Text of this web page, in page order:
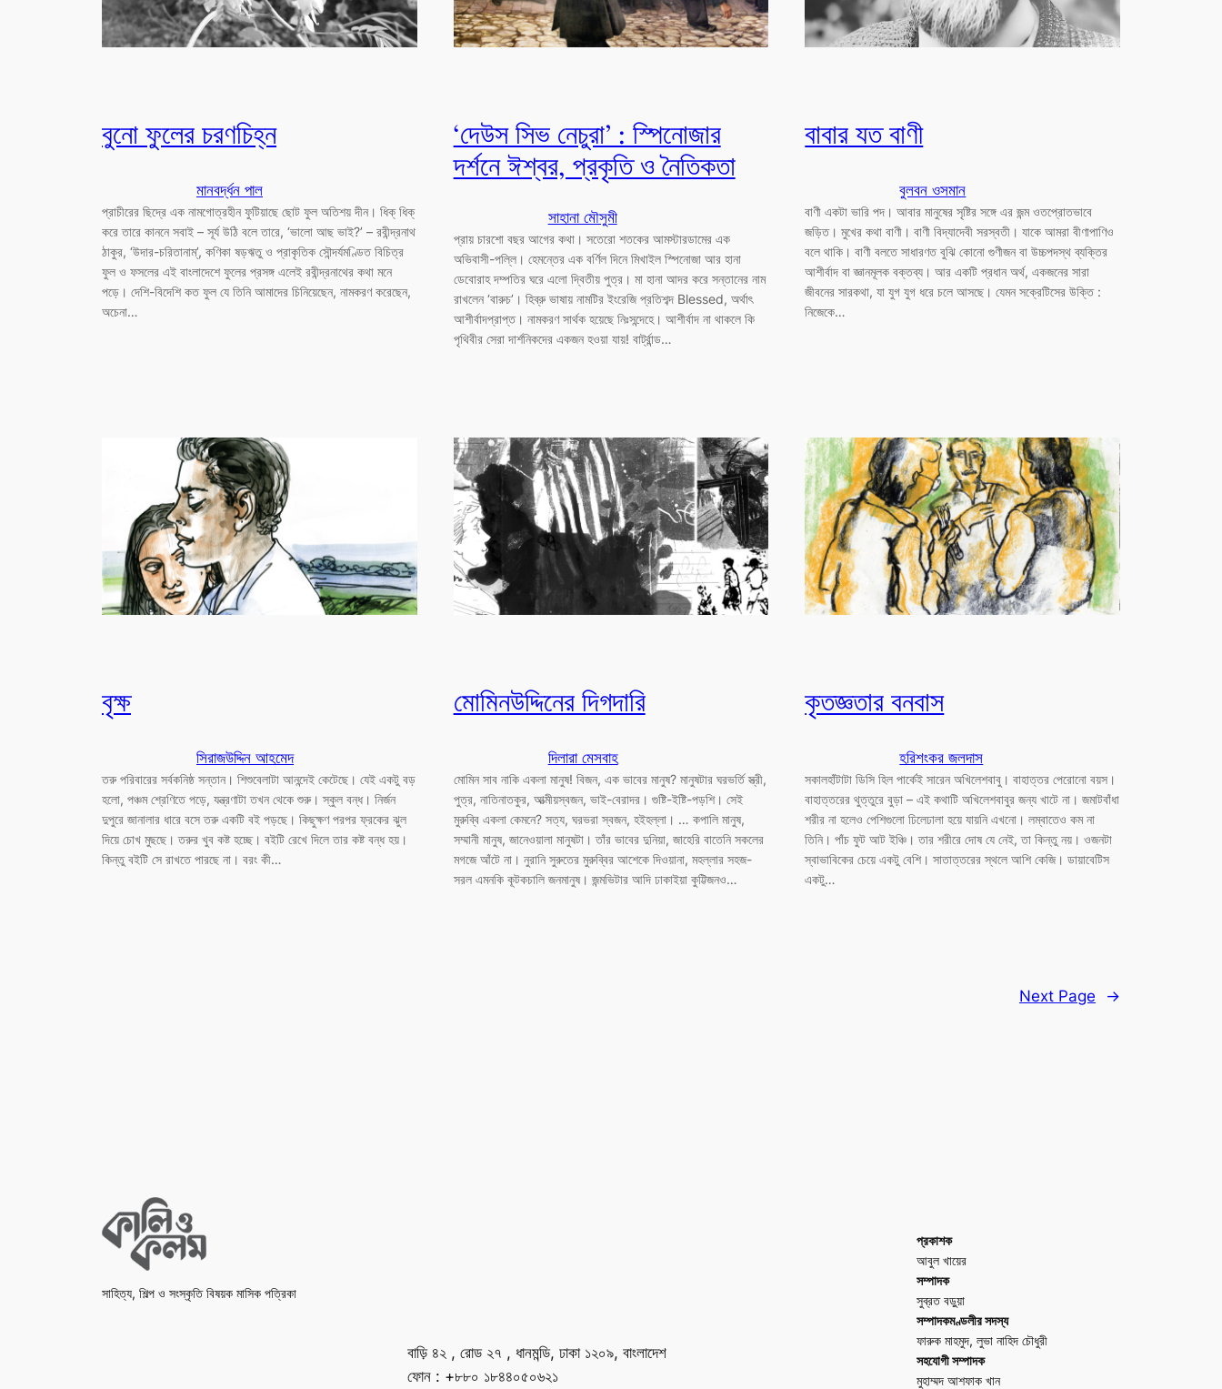
বুনো ফুলের চরণচিহ্ন
মানবর্দ্ধন পাল
প্রাচীরের ছিদ্রে এক নামগোত্রহীন ফুটিয়াছে ছোট ফুল অতিশয় দীন। ধিক্ ধিক্
করে তারে কাননে সবাই – সূর্য উঠি বলে তারে, ‘ভালো আছ ভাই?’ – রবীন্দ্রনাথ
ঠাকুর, ‘উদার-চরিতানাম্’, কণিকা ষড়ঋতু ও প্রাকৃতিক সৌন্দর্যমণ্ডিত বিচিত্র
ফুল ও ফসলের এই বাংলাদেশে ফুলের প্রসঙ্গ এলেই রবীন্দ্রনাথের কথা মনে
পড়ে। দেশি-বিদেশি কত ফুল যে তিনি আমাদের চিনিয়েছেন, নামকরণ করেছেন,
অচেনা…
‘দেউস সিভ নেচুরা’ : স্পিনোজার
দর্শনে ঈশ্বর, প্রকৃতি ও নৈতিকতা
সাহানা মৌসুমী
প্রায় চারশো বছর আগের কথা। সতেরো শতকের আমস্টারডামের এক
অভিবাসী-পল্লি। হেমন্তের এক বর্ণিল দিনে মিখাইল স্পিনোজা আর হানা
ডেবোরাহ দম্পতির ঘরে এলো দ্বিতীয় পুত্র। মা হানা আদর করে সন্তানের নাম
রাখলেন ‘বারুচ’। হিব্রু ভাষায় নামটির ইংরেজি প্রতিশব্দ Blessed, অর্থাৎ
আশীর্বাদপ্রাপ্ত। নামকরণ সার্থক হয়েছে নিঃসন্দেহে। আশীর্বাদ না থাকলে কি
পৃথিবীর সেরা দার্শনিকদের একজন হওয়া যায়! বার্ট্রান্ড…
বাবার যত বাণী
বুলবন ওসমান
বাণী একটা ভারি পদ। আবার মানুষের সৃষ্টির সঙ্গে এর জন্ম ওতপ্রোতভাবে
জড়িত। মুখের কথা বাণী। বাণী বিদ্যাদেবী সরস্বতী। যাকে আমরা বীণাপাণিও
বলে থাকি। বাণী বলতে সাধারণত বুঝি কোনো গুণীজন বা উচ্চপদস্থ ব্যক্তির
আশীর্বাদ বা জ্ঞানমূলক বক্তব্য। আর একটি প্রধান অর্থ, একজনের সারা
জীবনের সারকথা, যা যুগ যুগ ধরে চলে আসছে। যেমন সক্রেটিসের উক্তি :
নিজেকে…
বৃক্ষ
সিরাজউদ্দিন আহমেদ
তরু পরিবারের সর্বকনিষ্ঠ সন্তান। শিশুবেলাটা আনন্দেই কেটেছে। যেই একটু বড়
হলো, পঞ্চম শ্রেণিতে পড়ে, যন্ত্রণাটা তখন থেকে শুরু। স্কুল বন্ধ। নির্জন
দুপুরে জানালার ধারে বসে তরু একটি বই পড়ছে। কিছুক্ষণ পরপর ফ্রকের ঝুল
দিয়ে চোখ মুছছে। তরুর খুব কষ্ট হচ্ছে। বইটি রেখে দিলে তার কষ্ট বন্ধ হয়।
কিন্তু বইটি সে রাখতে পারছে না। বরং কী…
মোমিনউদ্দিনের দিগদারি
দিলারা মেসবাহ
মোমিন সাব নাকি একলা মানুষ! বিজন, এক ভাবের মানুষ? মানুষটার ঘরভর্তি স্ত্রী,
পুত্র, নাতিনাতকুর, আত্মীয়স্বজন, ভাই-বেরাদর। গুষ্টি-ইষ্টি-পড়শি। সেই
মুরুব্বি একলা কেমনে? সত্য, ঘরভরা স্বজন, হইহল্লা। … কপালি মানুষ,
সম্মানী মানুষ, জানেওয়ালা মানুষটা। তাঁর ভাবের দুনিয়া, জাহেরি বাতেনি সকলের
মগজে আঁটে না। নুরানি সুরুতের মুরুব্বির আশেকে দিওয়ানা, মহল্লার সহজ-
সরল এমনকি কূটকচালি জনমানুষ। জন্মভিটার আদি ঢাকাইয়া কুট্টিজনও…
কৃতজ্ঞতার বনবাস
হরিশংকর জলদাস
সকালহাঁটাটা ডিসি হিল পার্কেই সারেন অখিলেশবাবু। বাহাত্তর পেরোনো বয়স।
বাহাত্তরের থুত্তুরে বুড়া – এই কথাটি অখিলেশবাবুর জন্য খাটে না। জমাটবাঁধা
শরীর না হলেও পেশিগুলো ঢিলেঢালা হয়ে যায়নি এখনো। লম্বাতেও কম না
তিনি। পাঁচ ফুট আট ইঞ্চি। তার শরীরে দোষ যে নেই, তা কিন্তু নয়। ওজনটা
স্বাভাবিকের চেয়ে একটু বেশি। সাতাত্তরের স্থলে আশি কেজি। ডায়াবেটিস
একটু…
Next Page →
সাহিত্য, শিল্প ও সংস্কৃতি বিষয়ক মাসিক পত্রিকা
বাড়ি ৪২ , রোড ২৭ , ধানমন্ডি, ঢাকা ১২০৯, বাংলাদেশ
ফোন : +৮৮০ ১৮৪৪০৫০৬২১
প্রকাশক
আবুল খায়ের
সম্পাদক
সুব্রত বড়ুয়া
সম্পাদকমণ্ডলীর সদস্য
ফারুক মাহমুদ, লুভা নাহিদ চৌধুরী
সহযোগী সম্পাদক
মুহাম্মদ আশফাক খান